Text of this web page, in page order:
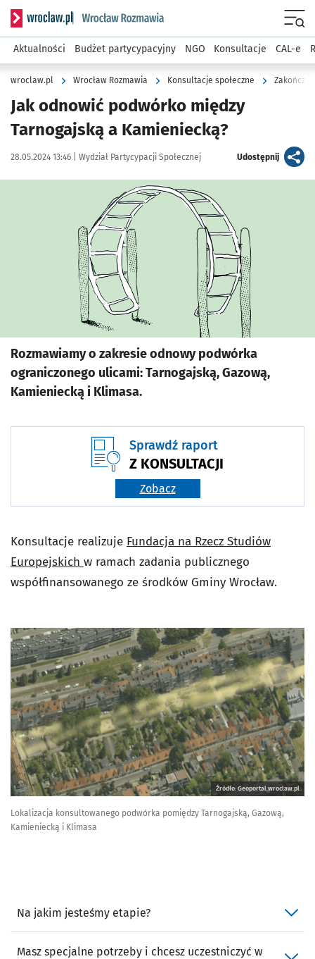
Serwis informacyjny wroclaw.pl podserwis: Rozmawia
Aktualności Budżet partycypacyjny NGO Konsultacje CAL-e
wroclaw.pl Wrocław Rozmawia Konsultacje społeczne
Jak odnowić podwórko między
Tarnogajską a Kamieniecką?
Data publikacji:
28.05.2024 13:46 | Autor:
Wydział Partycypacji Społecznej Udostępnijartykuł
Rozmawiamy o zakresie odnowy podwórka
ograniczonego ulicami: Tarnogajską, Gazową,
Kamieniecką i Klimasa.
Sprawdź raport
Z KONSULTACJI
Zobacz
Konsultacje realizuje Fundacja na Rzecz Studiów
Europejskich w ramach zadania publicznego
współfinansowanego ze środków Gminy Wrocław.
Źródło: Geoportal.wroclaw.pl
Lokalizacja konsultowanego podwórka pomiędzy Tarnogajską, Gazową,
Kamieniecką i Klimasa
Na jakim jesteśmy etapie?
Masz specjalne potrzeby i chcesz uczestniczyć w